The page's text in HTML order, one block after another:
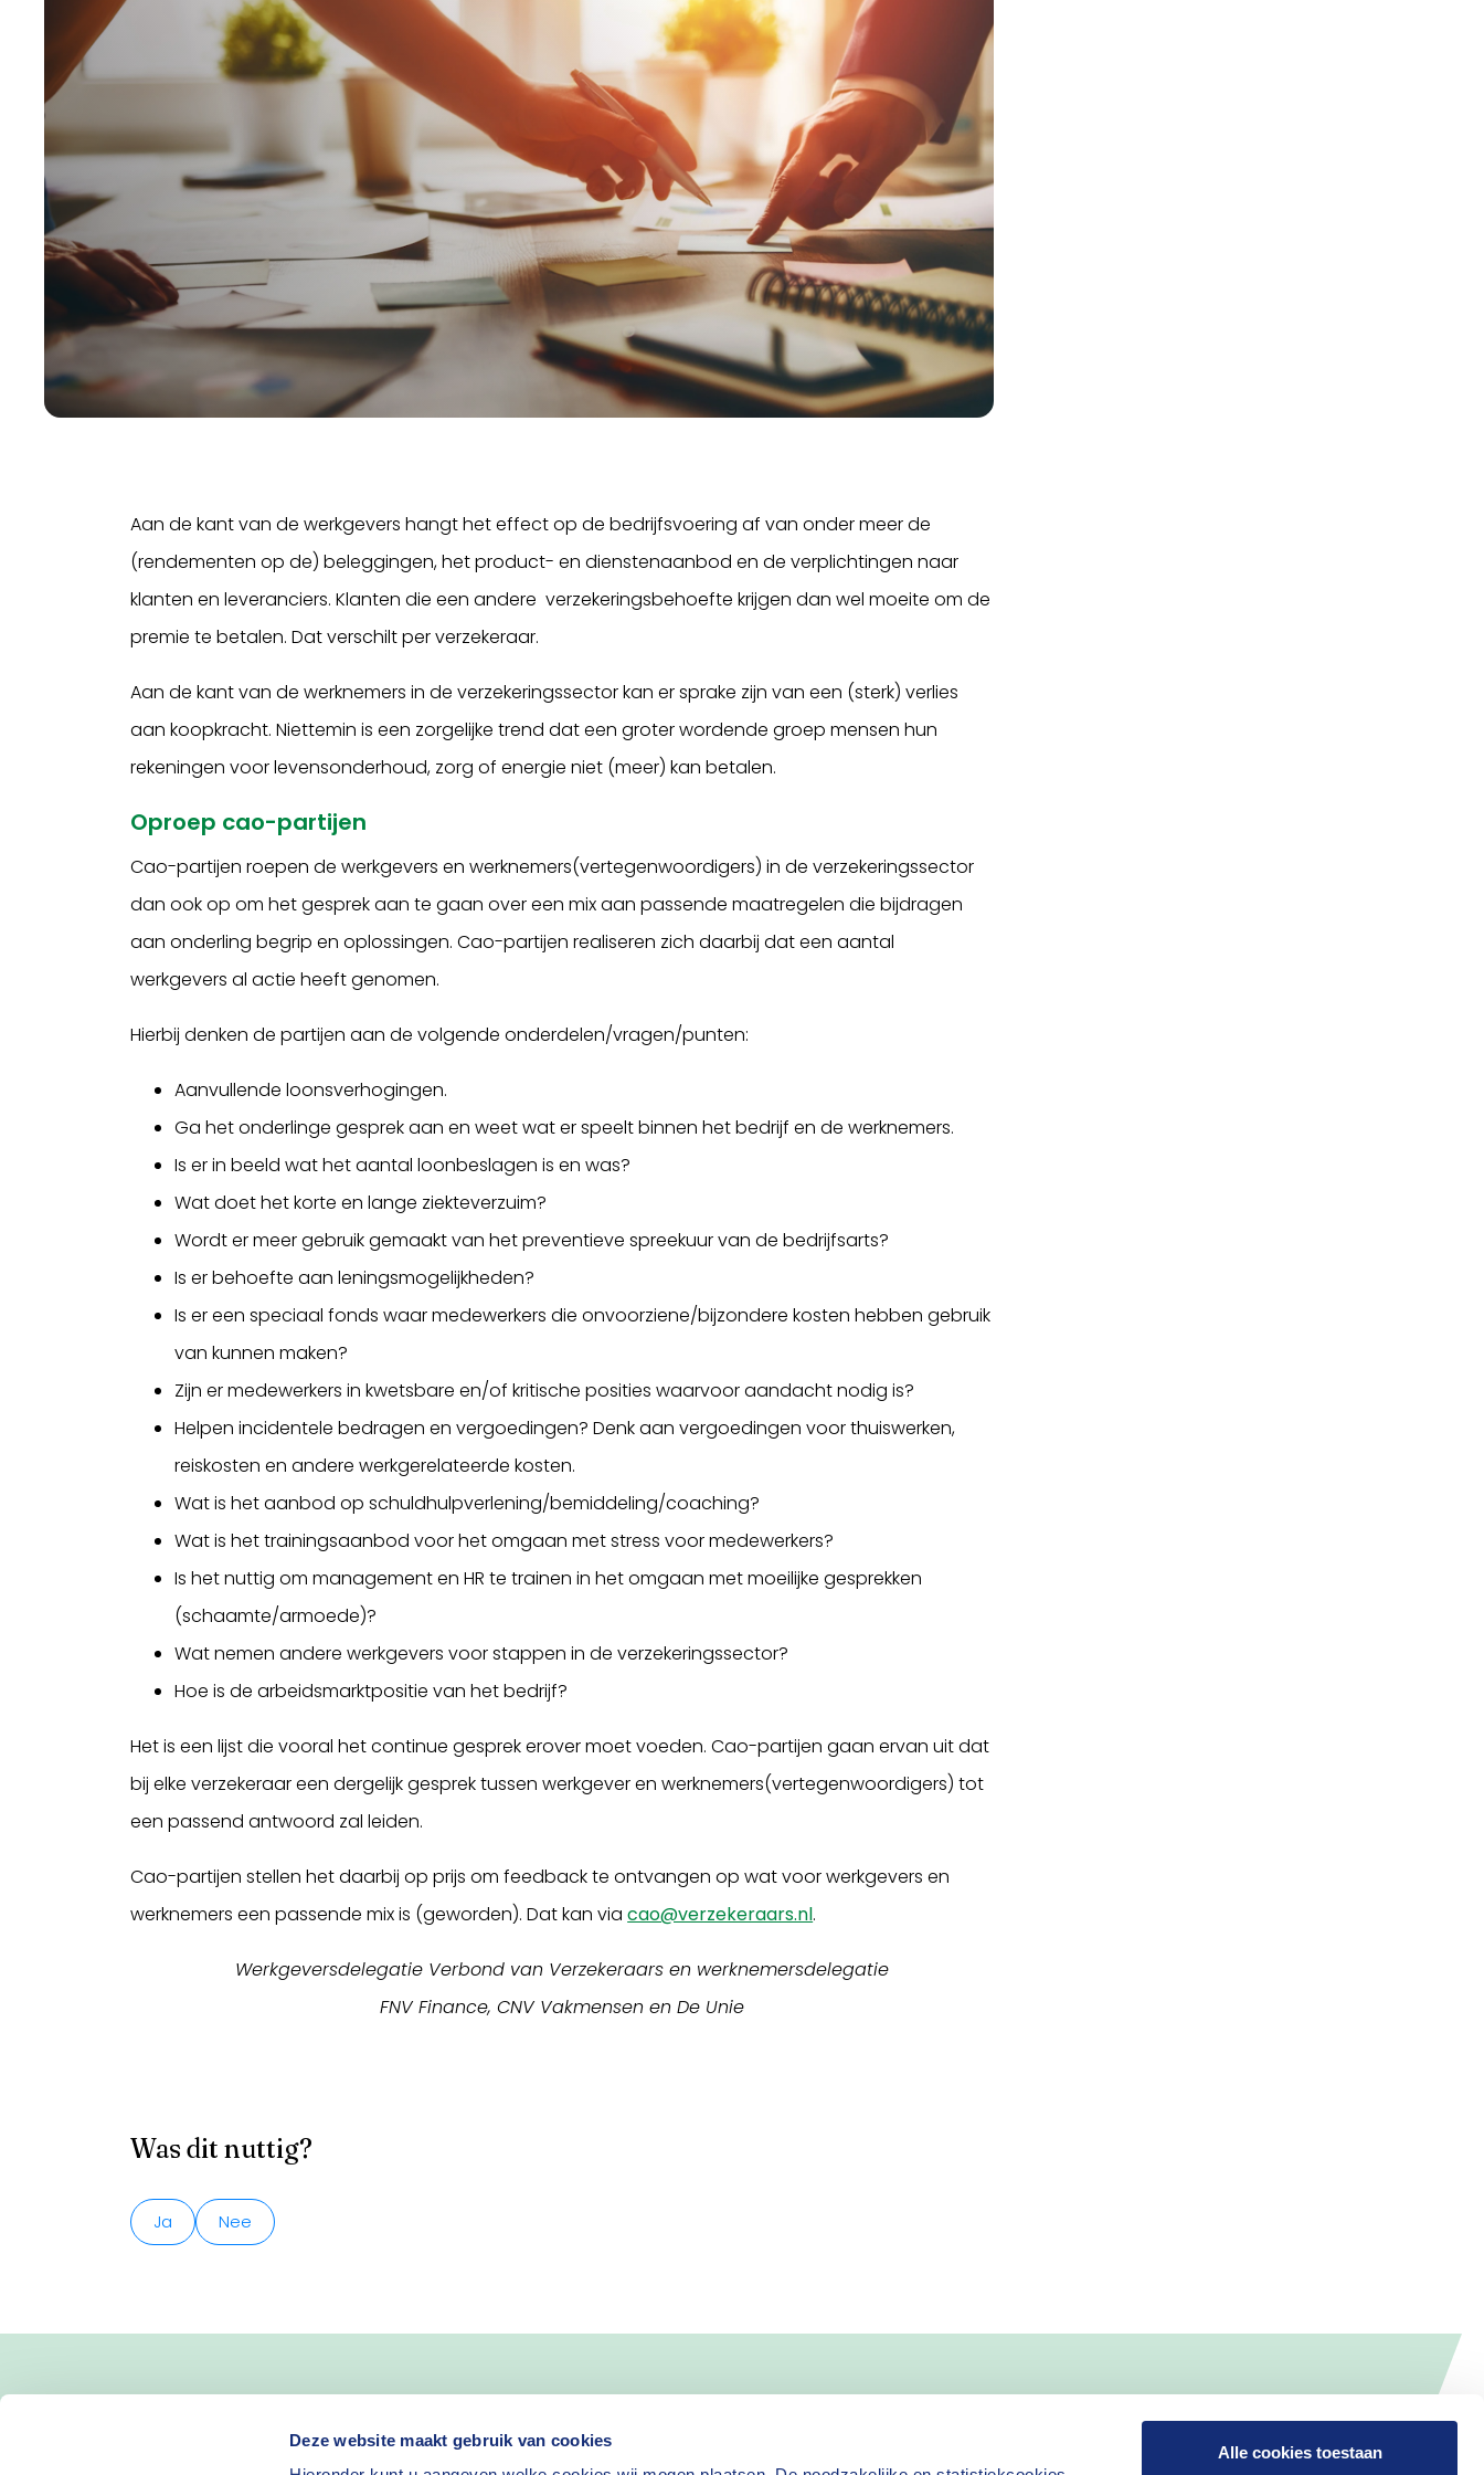
Deze website maakt gebruik van cookies
Alle cookies toestaan
Aan de kant van de werkgevers hangt het effect op de bedrijfsvoering af van onder meer de
(rendementen op de) beleggingen, het product- en dienstenaanbod en de verplichtingen naar
klanten en leveranciers. Klanten die een andere verzekeringsbehoefte krijgen dan wel moeite om de
premie te betalen. Dat verschilt per verzekeraar.
Aan de kant van de werknemers in de verzekeringssector kan er sprake zijn van een (sterk) verlies
aan koopkracht. Niettemin is een zorgelijke trend dat een groter wordende groep mensen hun
rekeningen voor levensonderhoud, zorg of energie niet (meer) kan betalen.
Oproep cao-partijen
Cao-partijen roepen de werkgevers en werknemers(vertegenwoordigers) in de verzekeringssector
dan ook op om het gesprek aan te gaan over een mix aan passende maatregelen die bijdragen
aan onderling begrip en oplossingen. Cao-partijen realiseren zich daarbij dat een aantal
werkgevers al actie heeft genomen.
Hierbij denken de partijen aan de volgende onderdelen/vragen/punten:
Aanvullende loonsverhogingen.
Ga het onderlinge gesprek aan en weet wat er speelt binnen het bedrijf en de werknemers.
Is er in beeld wat het aantal loonbeslagen is en was?
Wat doet het korte en lange ziekteverzuim?
Wordt er meer gebruik gemaakt van het preventieve spreekuur van de bedrijfsarts?
Is er behoefte aan leningsmogelijkheden?
Is er een speciaal fonds waar medewerkers die onvoorziene/bijzondere kosten hebben gebruik
van kunnen maken?
Zijn er medewerkers in kwetsbare en/of kritische posities waarvoor aandacht nodig is?
Helpen incidentele bedragen en vergoedingen? Denk aan vergoedingen voor thuiswerken,
reiskosten en andere werkgerelateerde kosten.
Wat is het aanbod op schuldhulpverlening/bemiddeling/coaching?
Wat is het trainingsaanbod voor het omgaan met stress voor medewerkers?
Is het nuttig om management en HR te trainen in het omgaan met moeilijke gesprekken
(schaamte/armoede)?
Wat nemen andere werkgevers voor stappen in de verzekeringssector?
Hoe is de arbeidsmarktpositie van het bedrijf?
Het is een lijst die vooral het continue gesprek erover moet voeden. Cao-partijen gaan ervan uit dat
bij elke verzekeraar een dergelijk gesprek tussen werkgever en werknemers(vertegenwoordigers) tot
een passend antwoord zal leiden.
Cao-partijen stellen het daarbij op prijs om feedback te ontvangen op wat voor werkgevers en
werknemers een passende mix is (geworden). Dat kan viacao@verzekeraars.nl.
Werkgeversdelegatie Verbond van Verzekeraars en werknemersdelegatie
FNV Finance, CNV Vakmensen en De Unie
Was dit nuttig?
Ja Nee
Blijf op de hoogte van nieuws